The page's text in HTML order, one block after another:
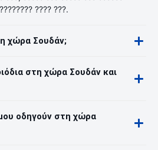
???? ???.
χώρα Σουδάν;
στη χώρα Σουδάν και
οδηγούν στη χώρα